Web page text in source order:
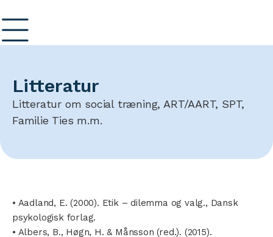
Litteratur
Litteratur om social træning, ART/AART, SPT,
Familie Ties m.m.
• Aadland, E. (2000). Etik – dilemma og valg., Dansk
psykologisk forlag.
• Albers, B., Høgn, H. & Månsson (red.). (2015).